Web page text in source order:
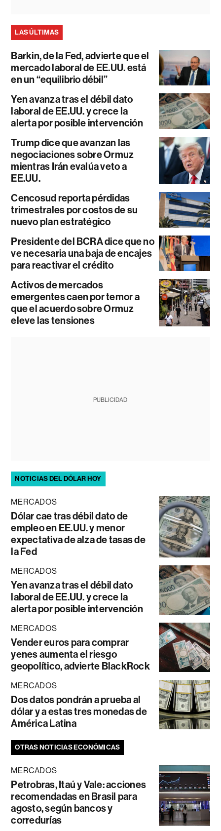
LAS ÚLTIMAS
Barkin, de la Fed, advierte que el
mercado laboral de EE.UU. está
en un “equilibrio débil”
Yen avanza tras el débil dato
laboral de EE.UU. y crece la
alerta por posible intervención
Trump dice que avanzan las
negociaciones sobre Ormuz
mientras Irán evalúa veto a
EE.UU.
Cencosud reporta pérdidas
trimestrales por costos de su
nuevo plan estratégico
Presidente del BCRA dice que no
ve necesaria una baja de encajes
para reactivar el crédito
Activos de mercados
emergentes caen por temor a
que el acuerdo sobre Ormuz
eleve las tensiones
PUBLICIDAD
NOTICIAS DEL DÓLAR HOY
MERCADOS
Dólar cae tras débil dato de
empleo en EE.UU. y menor
expectativa de alza de tasas de
la Fed
MERCADOS
Yen avanza tras el débil dato
laboral de EE.UU. y crece la
alerta por posible intervención
MERCADOS
Vender euros para comprar
yenes aumenta el riesgo
geopolítico, advierte BlackRock
MERCADOS
Dos datos pondrán a prueba al
dólar y a estas tres monedas de
América Latina
OTRAS NOTICIAS ECONÓMICAS
MERCADOS
Petrobras, Itaú y Vale: acciones
recomendadas en Brasil para
agosto, según bancos y
corredurías